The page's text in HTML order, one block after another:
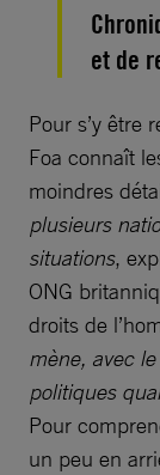
et de
Pour s’y être
Foa connaît
moindres
plusieurs
situations,
ONG
droits de
mène, avec
politiques
Pour
un peu en